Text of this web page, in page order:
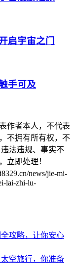
启宇宙之门
手可及
作者本人，不代表
不拥有所有权，不
法违规、事实不
立即处理！
news/jie-mi-
lai-zhi-lu-
攻略，让你安心
空旅行，你准备